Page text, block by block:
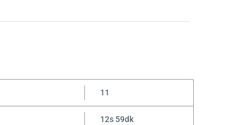
11
12s 59dk